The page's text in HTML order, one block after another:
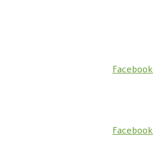
Facebook
Facebook